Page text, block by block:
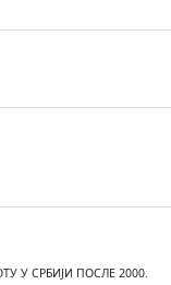
У СРБИЈИ ПОСЛЕ 2000.